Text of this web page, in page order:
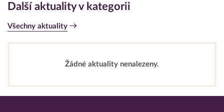
Další aktuality v kategorii
Všechny aktuality
Žádné aktuality nenalezeny.